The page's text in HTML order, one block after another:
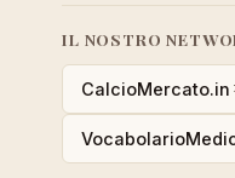
IL NOSTRO
CalcioMercato.in